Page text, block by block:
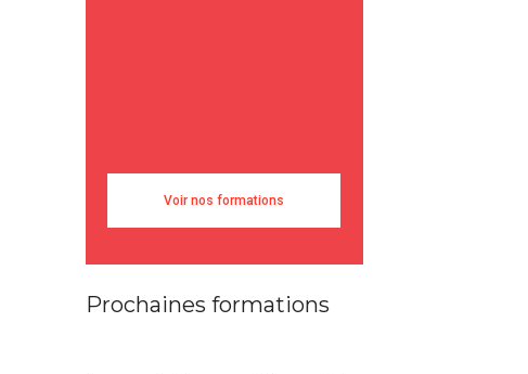
Voir nos formations
Prochaines formations